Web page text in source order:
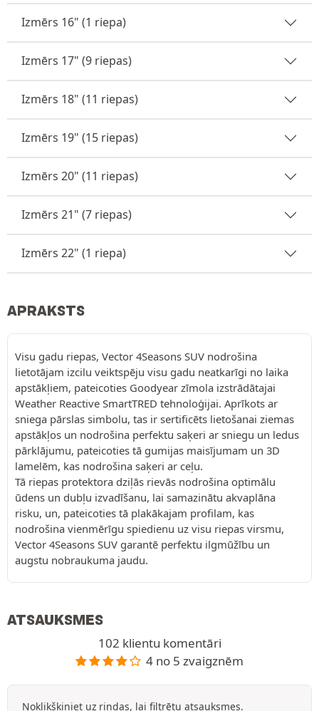
Izmērs 16" (1 riepa)
Izmērs 17" (9 riepas)
Izmērs 18" (11 riepas)
Izmērs 19" (15 riepas)
Izmērs 20" (11 riepas)
Izmērs 21" (7 riepas)
Izmērs 22" (1 riepa)
APRAKSTS
Visu gadu riepas, Vector 4Seasons SUV nodrošina
lietotājam izcilu veiktspēju visu gadu neatkarīgi no laika
apstākļiem, pateicoties Goodyear zīmola izstrādātajai
Weather Reactive SmartTRED tehnoloģijai. Aprīkots ar
sniega pārslas simbolu, tas ir sertificēts lietošanai ziemas
apstākļos un nodrošina perfektu saķeri ar sniegu un ledus
pārklājumu, pateicoties tā gumijas maisījumam un 3D
lamelēm, kas nodrošina saķeri ar ceļu.
Tā riepas protektora dziļās rievās nodrošina optimālu
ūdens un dubļu izvadīšanu, lai samazinātu akvaplāna
risku, un, pateicoties tā plakākajam profilam, kas
nodrošina vienmērīgu spiedienu uz visu riepas virsmu,
Vector 4Seasons SUV garantē perfektu ilgmūžību un
augstu nobraukuma jaudu.
ATSAUKSMES
102 klientu komentāri
4 no 5 zvaigznēm
Noklikšķiniet uz rindas, lai filtrētu atsauksmes.